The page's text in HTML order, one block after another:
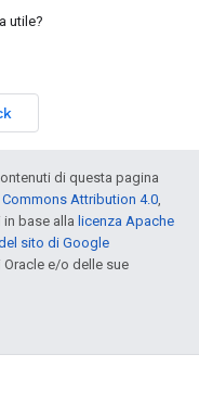
utile?
di questa pagina
Commons Attribution 4.0,
base alla licenza Apache
sito di Google
Oracle e/o delle sue